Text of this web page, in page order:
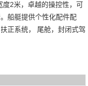
度2米，卓越的操控性，可
船艇提供个性化配件配
正系统， 尾舱，封闭式驾